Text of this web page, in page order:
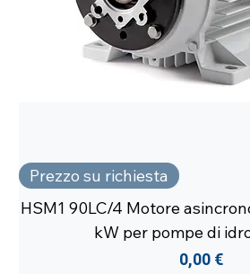
Prezzo su richiesta
HSM1 90LC/4 Motore
kW per pompe di
Prezzo
0,00 €